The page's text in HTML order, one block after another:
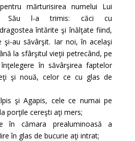
mărturisirea numelui Lui
Său l-a trimis: căci cu
întărite şi înălţate fiind,
şi-au săvârşit. Iar noi, în acelaşi
la sfârşitul vieţii petrecând, pe
în săvârşirea faptelor
şi nouă, celor ce cu glas de
şi Agapis, cele ce numai pe
porţile cereşti aţi mers;
în cămara prealuminoasă a
în glas de bucurie aţi intrat;